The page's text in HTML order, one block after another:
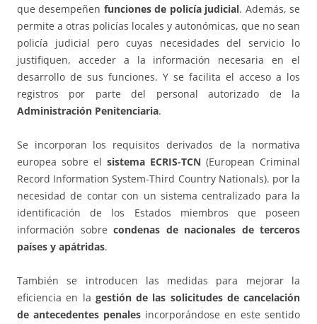
que desempeñen funciones de policía judicial. Además, se
permite a otras policías locales y autonómicas, que no sean
policía judicial pero cuyas necesidades del servicio lo
justifiquen, acceder a la información necesaria en el
desarrollo de sus funciones. Y se facilita el acceso a los
registros por parte del personal autorizado de la
Administración Penitenciaria.
Se incorporan los requisitos derivados de la normativa
europea sobre el sistema ECRIS-TCN (European Criminal
Record Information System-Third Country Nationals). por la
necesidad de contar con un sistema centralizado para la
identificación de los Estados miembros que poseen
información sobre condenas de nacionales de terceros
países y apátridas.
También se introducen las medidas para mejorar la
eficiencia en la gestión de las solicitudes de cancelación
de antecedentes penales incorporándose en este sentido